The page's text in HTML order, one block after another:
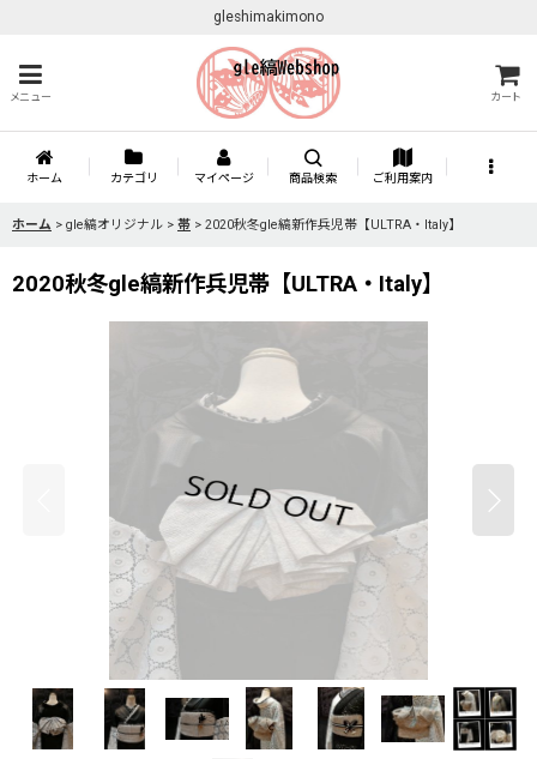
gleshimakimono
メニュー カート
ホーム カテゴリ マイページ 商品検索 ご利用案内
ホーム > gle縞オリジナル > 帯 > 2020秋冬gle縞新作兵児帯【ULTRA・Italy】
2020秋冬gle縞新作兵児帯【ULTRA・Italy】